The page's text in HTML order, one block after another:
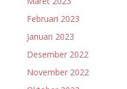
Februari 2023
Januari 2023
Desember 2022
November 2022